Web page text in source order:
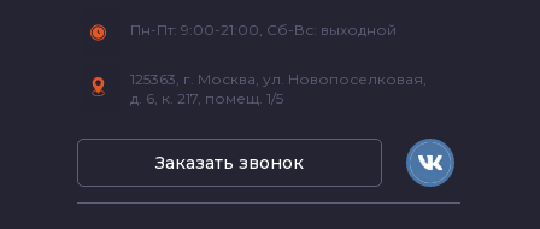
Пн-Пт: 9:00-21:00, Сб-Вс: выходной
125363, г. Москва, ул. Новопоселковая,
д. 6, к. 217, помещ. 1/5
Заказать звонок